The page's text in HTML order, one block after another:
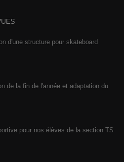
d'une structure pour skateboard
de la fin de l'année et adaptation du
pour nos élèves de la section TS